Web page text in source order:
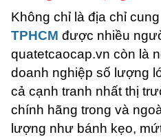
Không chỉ là địa chỉ
TPHCM được nhiều
quatetcaocap.vn còn là
doanh nghiệp số lượng
cả cạnh tranh nhất thị
chính hãng trong và
lượng như bánh kẹo,